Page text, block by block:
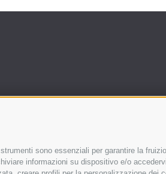
sono essenziali per garantire la
informazioni su dispositivo e/o